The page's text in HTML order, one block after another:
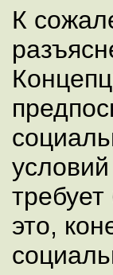
К
это,